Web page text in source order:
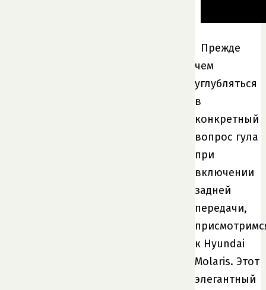
Прежде
чем
углубляться
в
конкретный
вопрос гула
при
включении
задней
передачи,
к Hyundai
Molaris. Этот
элегантный